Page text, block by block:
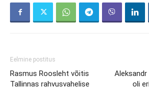
Eelmine postitus
Rasmus Roosleht võitis
Tallinnas rahvusvahelise
Aleksandr
oli